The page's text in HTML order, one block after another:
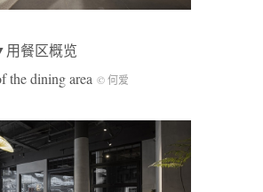
餐区概览
the dining area © 何爱